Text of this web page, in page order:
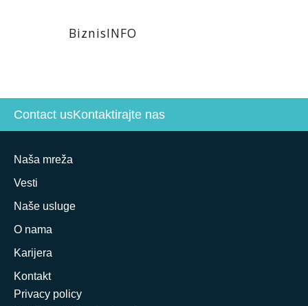
BiznisINFO
Contact usKontaktirajte nas
Naša mreža
Vesti
Naše usluge
O nama
Karijera
Kontakt
Privacy policy